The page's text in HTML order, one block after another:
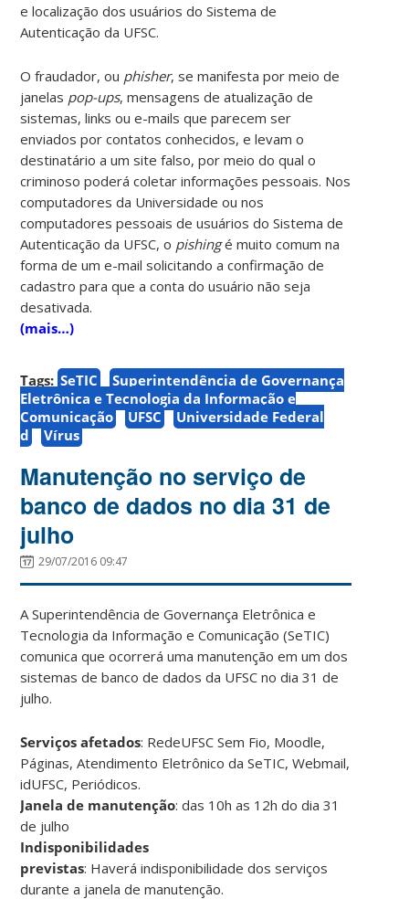
e localização dos usuários do Sistema de
Autenticação da UFSC.
O fraudador, ou phisher, se manifesta por meio de
janelas pop-ups, mensagens de atualização de
sistemas, links ou e-mails que parecem ser
enviados por contatos conhecidos, e levam o
destinatário a um site falso, por meio do qual o
criminoso poderá coletar informações pessoais. Nos
computadores da Universidade ou nos
computadores pessoais de usuários do Sistema de
Autenticação da UFSC, o pishingé muito comum na
forma de um e-mail solicitando a confirmação de
cadastro para que a conta do usuário não seja
desativada.
(mais…)
Tags: SeTIC
Superintendência de Governança
Eletrônica e Tecnologia da Informação e
Comunicação
UFSC
Universidade Federal
d
Vírus
Manutenção no serviço de
banco de dados no dia 31 de
julho
29/07/2016 09:47
A Superintendência de Governança Eletrônica e
Tecnologia da Informação e Comunicação (SeTIC)
comunica que ocorrerá uma manutenção em um dos
sistemas de banco de dados da UFSC no dia 31 de
julho.
Serviços afetados: RedeUFSC Sem Fio, Moodle,
Páginas, Atendimento Eletrônico da SeTIC, Webmail,
idUFSC, Periódicos.
Janela de manutenção: das 10h as 12h do dia 31
de julho
Indisponibilidades
previstas: Haverá indisponibilidade dos serviços
durante a janela de manutenção.